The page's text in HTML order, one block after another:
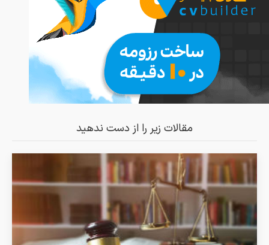
مقالات زیر را از دست ندهید